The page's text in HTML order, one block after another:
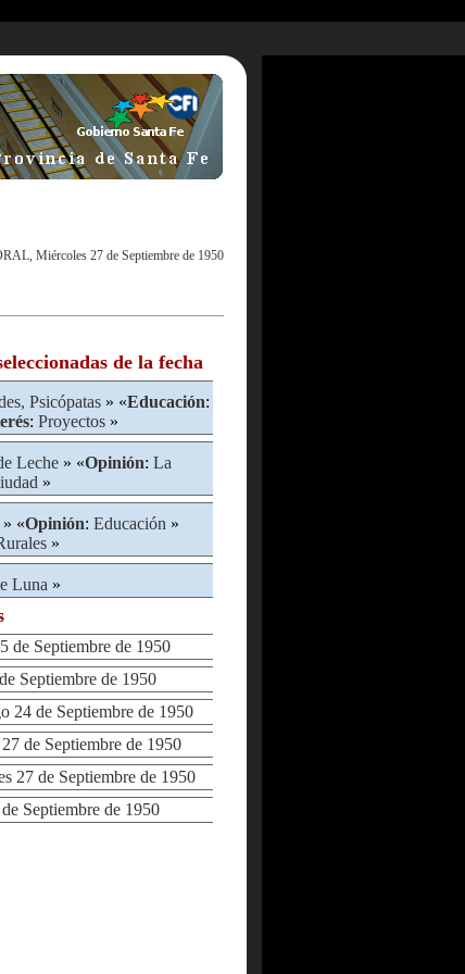
Miércoles 27 de Septiembre de 1950
de la fecha
Psicópatas » «Educación:
: Proyectos »
Leche » «Opinión: La
»
» «Opinión: Educación »
»
Luna »
Septiembre de 1950
Septiembre de 1950
de Septiembre de 1950
de Septiembre de 1950
27 de Septiembre de 1950
Septiembre de 1950